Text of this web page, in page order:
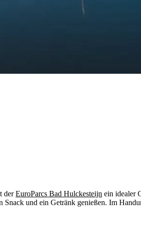
derEuroParcs Bad Hulckesteijn ein idealer
und ein Getränk genießen. Im